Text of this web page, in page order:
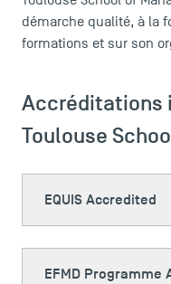
LES INDISPENSABLES
démarche qualité, à la
formations et sur son
Accréditations
Toulouse
EQUIS Accredited
EFMD Programme